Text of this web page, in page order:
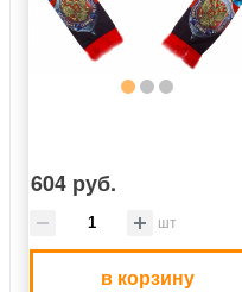
604 руб.
шт
в корзину